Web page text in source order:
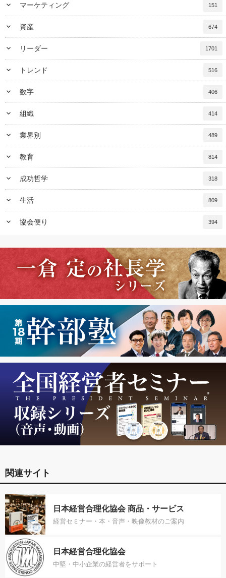
keyboard_arrow_down マーケティング 151
keyboard_arrow_down 資産 674
keyboard_arrow_down リーダー 1701
keyboard_arrow_down トレンド 516
keyboard_arrow_down 数字 406
keyboard_arrow_down 組織 414
keyboard_arrow_down 業界別 489
keyboard_arrow_down 教育 814
keyboard_arrow_down 成功哲学 318
keyboard_arrow_down 生活 809
keyboard_arrow_down 協会便り 394
関連サイト
日本経営合理化協会 商品・サービス
経営セミナー・本・音声・映像教材のご案内
日本経営合理化協会
中堅・中小企業の経営者をサポート